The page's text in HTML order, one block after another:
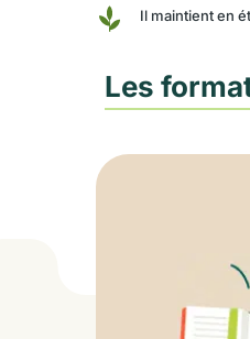
Il maintient en
Les